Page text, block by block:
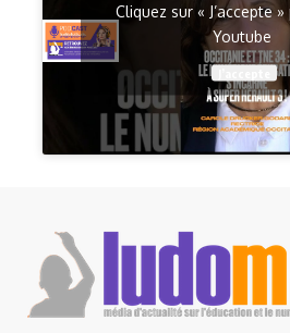
Cliquez sur « J’accepte
Youtube